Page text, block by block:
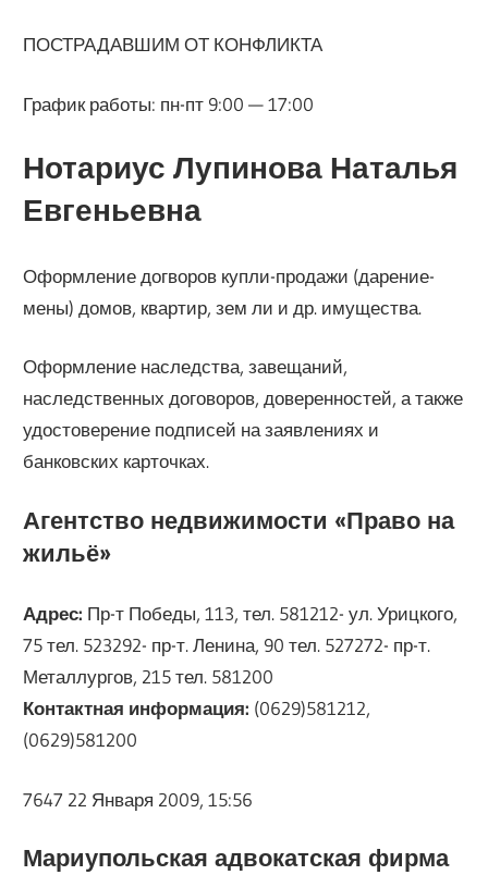
ПОСТРАДАВШИМ ОТ КОНФЛИКТА
График работы: пн-пт 9:00 — 17:00
Нотариус Лупинова Наталья
Евгеньевна
Оформление догворов купли-продажи (дарение-
мены) домов, квартир, зем ли и др. имущества.
Оформление наследства, завещаний,
наследственных договоров, доверенностей, а также
удостоверение подписей на заявлениях и
банковских карточках.
Агентство недвижимости «Право на
жильё»
Адрес: Пр-т Победы, 113, тел. 581212- ул. Урицкого,
75 тел. 523292- пр-т. Ленина, 90 тел. 527272- пр-т.
Металлургов, 215 тел. 581200
Контактная информация: (0629)581212,
(0629)581200
7647 22 Января 2009, 15:56
Мариупольская адвокатская фирма